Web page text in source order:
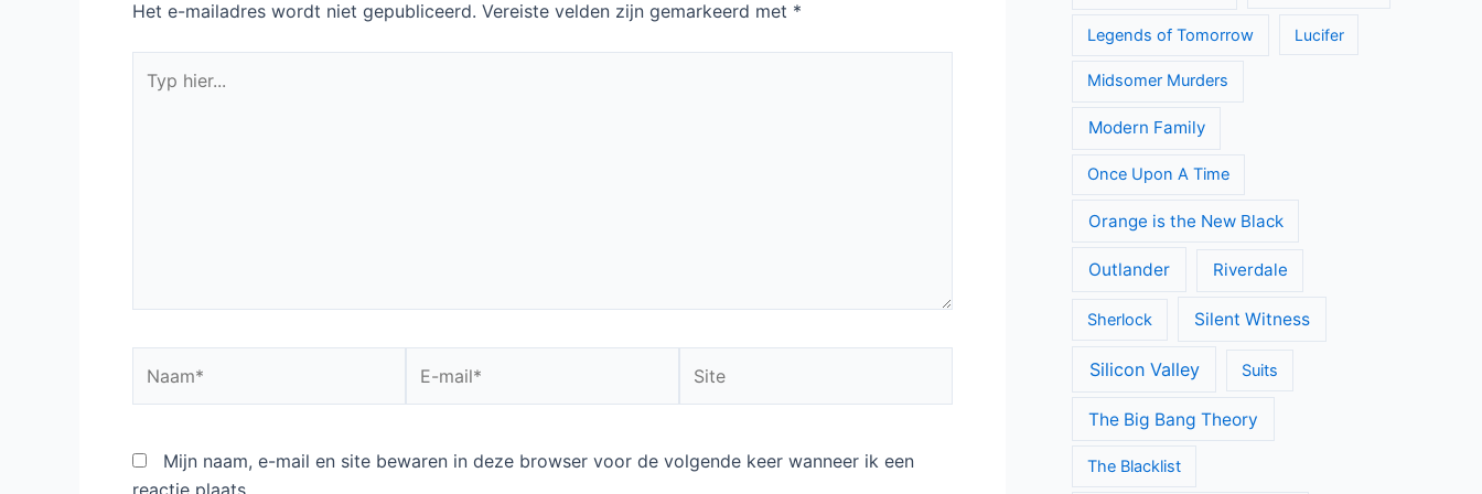
Het e-mailadres wordt niet gepubliceerd. Vereiste velden zijn gemarkeerd met *
hier...
mail*
Mijn naam, e-mail en site bewaren in deze browser voor de volgende keer wanneer ik een
reactie plaats.
Legends of Tomorrow Lucifer
Midsomer Murders
Modern Family
Once Upon A Time
Orange is the New Black
Outlander Riverdale
Sherlock Silent Witness
Silicon Valley Suits
The Big Bang Theory
The Blacklist